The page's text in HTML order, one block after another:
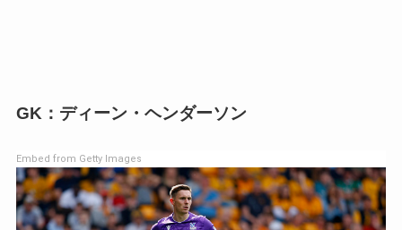
GK：ディーン・ヘンダーソン
Embed from Getty Images